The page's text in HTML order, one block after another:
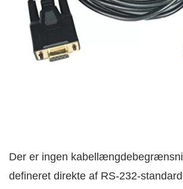
Der er ingen
defineret direkte af RS-232-